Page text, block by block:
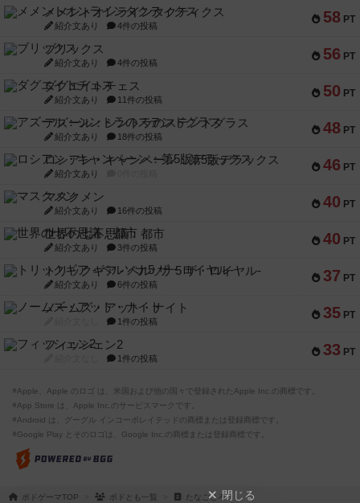
58 PT
メメントオンラインタクティクス
紹介文あり 4件の投稿
56 PT
ブリックス
紹介文あり 4件の投稿
50 PT
ダグエイトチェス
紹介文あり 11件の投稿
48 PT
アズール：シントラのステンドグラス
紹介文あり 18件の投稿
46 PT
ロシアン・キャンペーン：第5版デラックス
紹介文あり
40 PT
マスクメン
紹介文あり 16件の投稿
40 PT
世界の七不思議：都市
紹介文あり 3件の投稿
37 PT
トリックギア - ペルソナ5 ザ・ロイヤル-
紹介文あり 6件の投稿
35 PT
ノームズ・アット・ナイト
1件の投稿
33 PT
フィッシェン2
1件の投稿
※Apple、Apple のロゴ は、米国および他の国々で登録されたApple Inc.の商標です。
※App Store は、Apple Inc.のサービスマークです。
※Android は、グーグル インコーポレイテッドの商標または登録商標です。
※Google Play とそのロゴは、Google Inc.の商標または登録商標です。
ボドゲーマTOP ボドとも一覧 たなごころ閉じる